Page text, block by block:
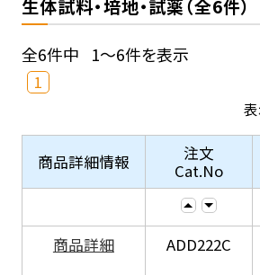
生体試料・培地・試薬（全6件）
全6件中 1～6件を表示
1
商品詳細情報
注文
Cat.No
商品詳細 ADD222C